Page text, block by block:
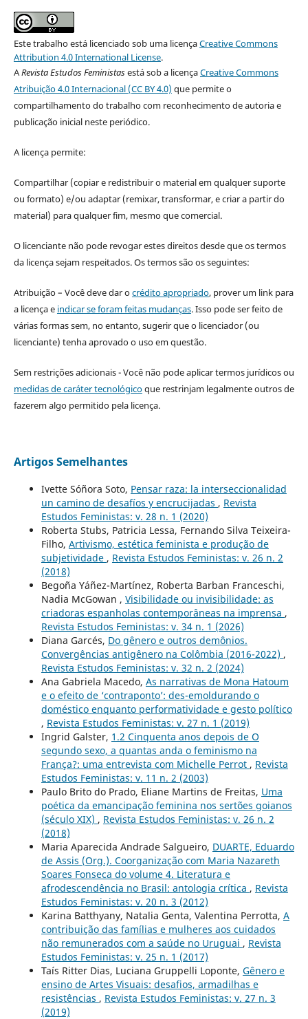
Este trabalho está licenciado sob uma licençaCreative Commons
Attribution 4.0 International License.
ARevista Estudos Feministasestá sob a licençaCreative Commons
Atribuição 4.0 Internacional (CC BY 4.0) que permite o
compartilhamento do trabalho com reconhecimento de autoria e
publicação inicial neste periódico.
A licença permite:
Compartilhar (copiar e redistribuir o material em qualquer suporte
ou formato) e/ou adaptar (remixar, transformar, e criar a partir do
material) para qualquer fim, mesmo que comercial.
O licenciante não pode revogar estes direitos desde que os termos
da licença sejam respeitados. Os termos são os seguintes:
Atribuição – Você deve dar ocrédito apropriado, prover um link para
a licença e indicar se foram feitas mudanças. Isso pode ser feito de
várias formas sem, no entanto, sugerir que o licenciador (ou
licenciante) tenha aprovado o uso em questão.
Sem restrições adicionais - Você não pode aplicar termos jurídicos ou
medidas de caráter tecnológicoque restrinjam legalmente outros de
fazerem algo permitido pela licença.
Artigos Semelhantes
Ivette Sóñora Soto, Pensar raza: la interseccionalidad
un camino de desafíos y encrucijadas , Revista
Estudos Feministas: v. 28 n. 1 (2020)
Roberta Stubs, Patricia Lessa, Fernando Silva Teixeira-
Filho, Artivismo, estética feminista e produção de
subjetividade , Revista Estudos Feministas: v. 26 n. 2
(2018)
Begoña Yáñez-Martínez, Roberta Barban Franceschi,
Nadia McGowan , Visibilidade ou invisibilidade: as
criadoras espanholas contemporâneas na imprensa ,
Revista Estudos Feministas: v. 34 n. 1 (2026)
Diana Garcés, Do gênero e outros demônios.
Convergências antigênero na Colômbia (2016-2022) ,
Revista Estudos Feministas: v. 32 n. 2 (2024)
Ana Gabriela Macedo, As narrativas de Mona Hatoum
e o efeito de ‘contraponto’: des-emoldurando o
doméstico enquanto performatividade e gesto político
, Revista Estudos Feministas: v. 27 n. 1 (2019)
Ingrid Galster, 1.2 Cinquenta anos depois de O
segundo sexo, a quantas anda o feminismo na
França?: uma entrevista com Michelle Perrot , Revista
Estudos Feministas: v. 11 n. 2 (2003)
Paulo Brito do Prado, Eliane Martins de Freitas, Uma
poética da emancipação feminina nos sertões goianos
(século XIX) , Revista Estudos Feministas: v. 26 n. 2
(2018)
Maria Aparecida Andrade Salgueiro, DUARTE, Eduardo
de Assis (Org.). Coorganização com Maria Nazareth
Soares Fonseca do volume 4. Literatura e
afrodescendência no Brasil: antologia crítica , Revista
Estudos Feministas: v. 20 n. 3 (2012)
Karina Batthyany, Natalia Genta, Valentina Perrotta, A
contribuição das famílias e mulheres aos cuidados
não remunerados com a saúde no Uruguai , Revista
Estudos Feministas: v. 25 n. 1 (2017)
Taís Ritter Dias, Luciana Gruppelli Loponte, Gênero e
ensino de Artes Visuais: desafios, armadilhas e
resistências , Revista Estudos Feministas: v. 27 n. 3
(2019)